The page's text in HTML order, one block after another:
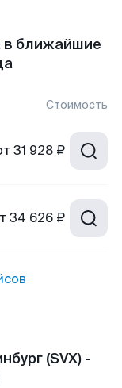
в ближайшие
Стоимость
31 928 ₽
34 626 ₽
(SVX) -